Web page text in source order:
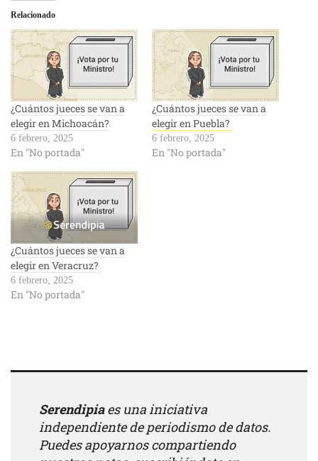
Relacionado
¿Cuántos jueces se van a
elegir en Michoacán?
6 febrero, 2025
En "No portada"
¿Cuántos jueces se van a
elegir en Puebla?
6 febrero, 2025
En "No portada"
¿Cuántos jueces se van a
elegir en Veracruz?
6 febrero, 2025
En "No portada"
Serendipiaes una iniciativa
independiente de periodismo de datos.
Puedes apoyarnos compartiendo